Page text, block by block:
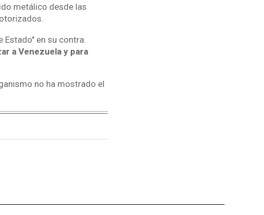
metálico desde las
en su contra.
a Venezuela y para
no ha mostrado el